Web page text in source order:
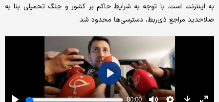
به اینترنت است. با توجه به شرایط حاکم بر کشور و جنگ تحمیلی بنا به
صلاحدید مراجع ذی‌ربط، دسترسی‌ها محدود شد.